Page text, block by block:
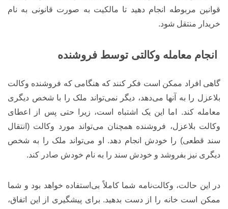
قوانین مربوطه انجام دهید تا مالکیت به صورت قانونی به نام
خریدار منتقل شود.
انجام معامله وکالتی توسط فروشنده
گاهی افراد ممکن است فکر کنند که هنگامی که فروشنده وکالت
بلاعزل را به آنها می‌دهد، دیگر نمی‌تواند ملک را با شخص دیگری
معامله کند. اما این یک اشتباه است، زیرا حتی پس از اعطای
وکالت بلاعزل، فروشنده همچنان می‌تواند مورد وکالت (انتقال
سند قطعی) را خودش انجام دهد. او می‌تواند ملک را به شخص
دیگری نیز بفروشد و خودش سند را به نام خودش صادر کند.
در این حالت، وکالت‌نامه شما کاملاً بی‌استفاده خواهد بود و شما
ممکن است خانه را از دست بدهید. برای پیشگیری از این اتفاق،